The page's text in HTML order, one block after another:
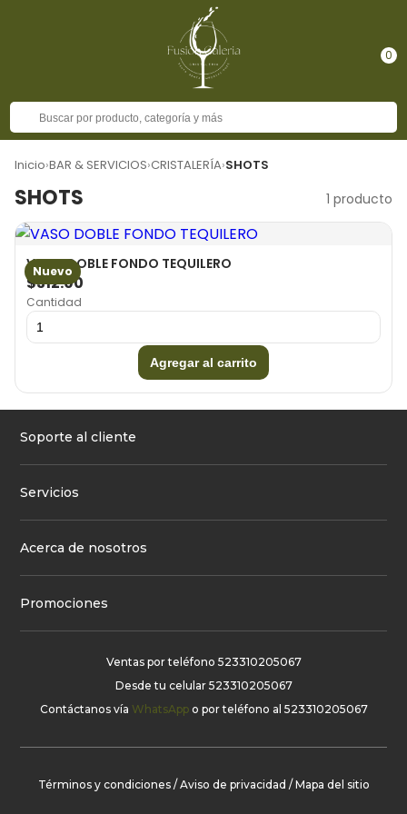
0
Inicio›BAR & SERVICIOS›CRISTALERÍA›SHOTS
SHOTS 1 producto
Nuevo
VASO DOBLE FONDO TEQUILERO
$312.00
Cantidad
Agregar al carrito
Soporte al cliente
Servicios
Acerca de nosotros
Promociones
Ventas por teléfono 523310205067
Desde tu celular 523310205067
Contáctanos vía WhatsApp o por teléfono al 523310205067
Términos y condiciones/Aviso de privacidad /Mapa del sitio